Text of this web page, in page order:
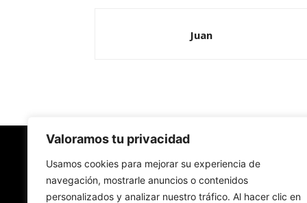
Valoramos tu privacidad
Usamos cookies para mejorar su experiencia de
navegación, mostrarle anuncios o contenidos
personalizados y analizar nuestro tráfico. Al hacer clic en
Juan
Redes Cristianas